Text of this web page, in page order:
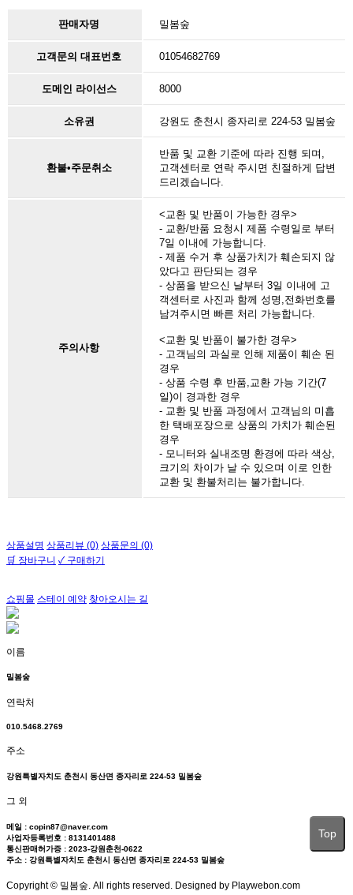
판매자명 밀봄숲
고객문의 대표번호 01054682769
도메인 라이선스 8000
소유권 강원도 춘천시 종자리로 224-53 밀봄숲
환불•주문취소
반품 및 교환 기준에 따라 진행 되며,
고객센터로 연락 주시면 친절하게 답변
드리겠습니다.
주의사항
<교환 및 반품이 가능한 경우>
- 교환/반품 요청시 제품 수령일로 부터
7일 이내에 가능합니다.
- 제품 수거 후 상품가치가 훼손되지 않
았다고 판단되는 경우
- 상품을 받으신 날부터 3일 이내에 고
객센터로 사진과 함께 성명,전화번호를
남겨주시면 빠른 처리 가능합니다.
<교환 및 반품이 불가한 경우>
- 고객님의 과실로 인해 제품이 훼손 된
경우
- 상품 수령 후 반품,교환 가능 기간(7
일)이 경과한 경우
- 교환 및 반품 과정에서 고객님의 미흡
한 택배포장으로 상품의 가치가 훼손된
경우
- 모니터와 실내조명 환경에 따라 색상,
크기의 차이가 날 수 있으며 이로 인한
교환 및 환불처리는 불가합니다.
Top
상품설명 상품리뷰 (0) 상품문의 (0)
🛒 장바구니 ✓ 구매하기
쇼핑몰 스테이 예약 찾아오시는 길
이름
밀봄숲
연락처
010.5468.2769
주소
강원특별자치도 춘천시 동산면 종자리로 224-53 밀봄숲
그 외
메일 : copin87@naver.com
사업자등록번호 : 8131401488
통신판매허가증 : 2023-강원춘천-0622
주소 : 강원특별자치도 춘천시 동산면 종자리로 224-53 밀봄숲
Copyright © 밀봄숲. All rights reserved. Designed by Playwebon.com